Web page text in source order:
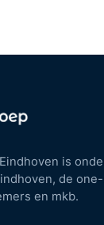
is
de
en mkb.